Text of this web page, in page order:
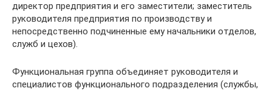
директор предприятия и его заместители; заместитель
руководителя предприятия по производству и
непосредственно подчиненные ему начальники отделов,
служб и цехов).
Функциональная группа объединяет руководителя и
специалистов функционального подразделения (службы,